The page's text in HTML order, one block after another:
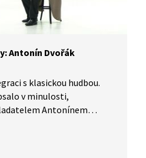
Antonín Dvořák
s klasickou hudbou.
v minulosti,
Antonínem